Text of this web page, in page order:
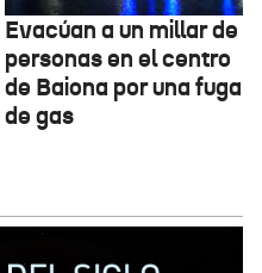
Evacúan a un millar de
personas en el centro
de Baiona por una fuga
de gas